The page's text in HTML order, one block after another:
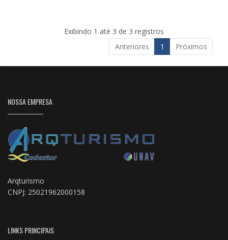
Exibindo 1 até 3 de 3 registros
Anteriores
1 Próximos
NOSSA EMPRESA
Arqturismo
CNPJ: 25021962000158
LINKS PRINCIPAIS